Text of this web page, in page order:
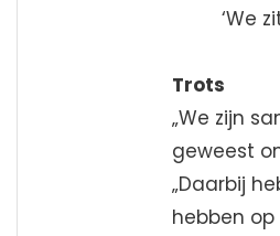
‘We
Trots
„We zijn
geweest
„Daarbij
hebben